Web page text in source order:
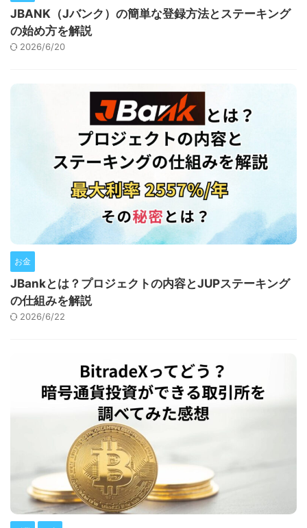
JBANK（Jバンク）の簡単な登録方法とステーキング
の始め方を解説
2026/6/20
お金
JBankとは？プロジェクトの内容とJUPステーキング
の仕組みを解説
2026/6/22